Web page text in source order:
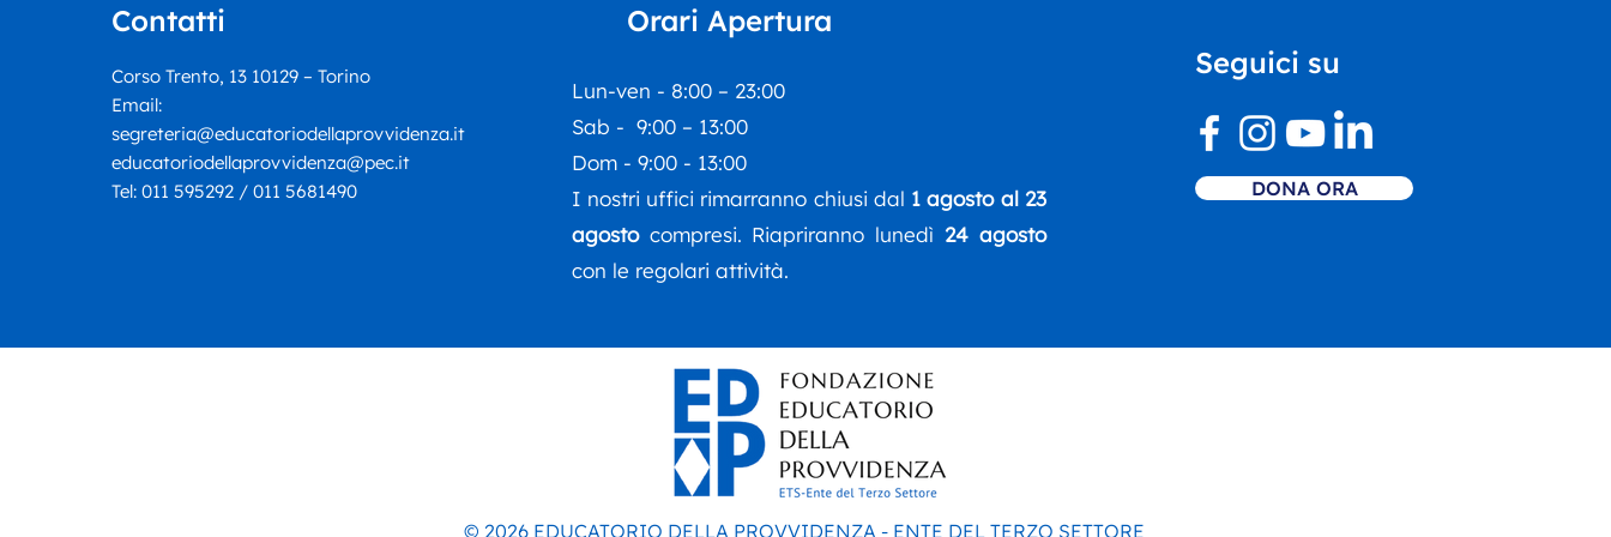
piccolo”
Contatti
Corso Trento, 13 10129 – Torino
Email:
segreteria@educatoriodellaprovvidenza.it
educatoriodellaprovvidenza@pec.it
Tel: 011 595292 / 011 5681490
Orari Apertura
Lun-ven - 8:00 – 23:00
Sab - 9:00 – 13:00
Dom - 9:00 - 13:00
I nostri uffici rimarranno chiusi dal 1 agosto al 23
agostocompresi. Riapriranno lunedì 24 agosto
con le regolari attività.
Seguici su
DONA ORA
© 2026 EDUCATORIO DELLA PROVVIDENZA - ENTE DEL TERZO SETTORE